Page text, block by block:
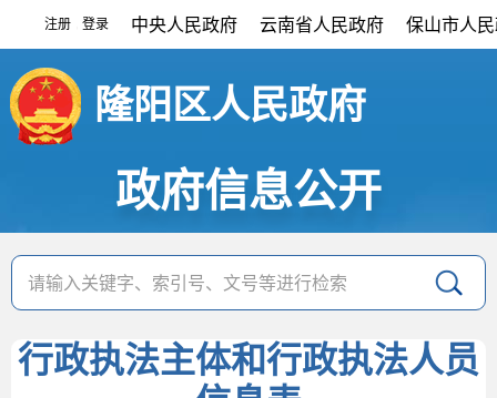
注册 登录 中央人民政府 云南省人民政府 保山市人
隆阳区人民政府
政府信息公开
行政执法主体和行政执法人员